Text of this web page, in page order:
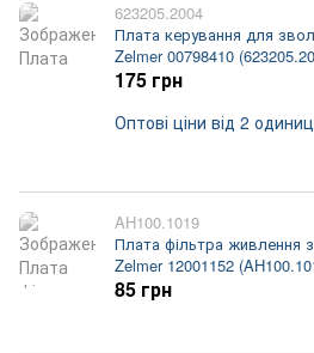
623205.2004
Плата керування для
Zelmer 00798410
175 грн
Оптові ціни від 2
AH100.1019
Плата фільтра живлення
Zelmer 12001152
85 грн